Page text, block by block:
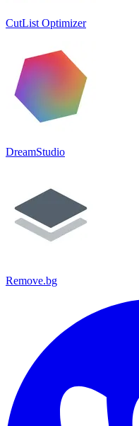
CutList Optimizer
DreamStudio
Remove.bg